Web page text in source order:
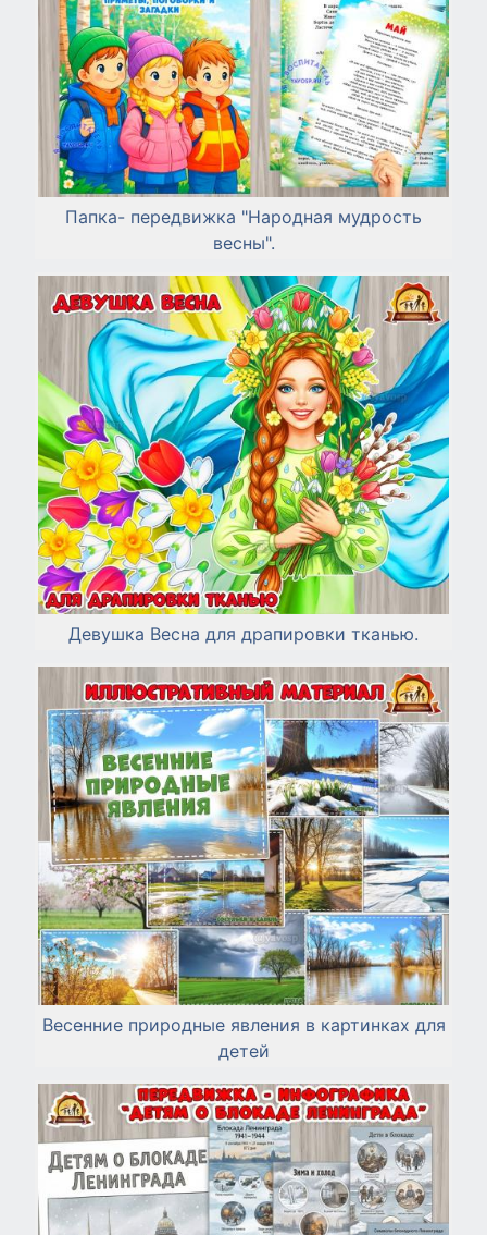
Папка- передвижка "Народная мудрость
весны".
Девушка Весна для драпировки тканью.
Весенние природные явления в картинках для
детей